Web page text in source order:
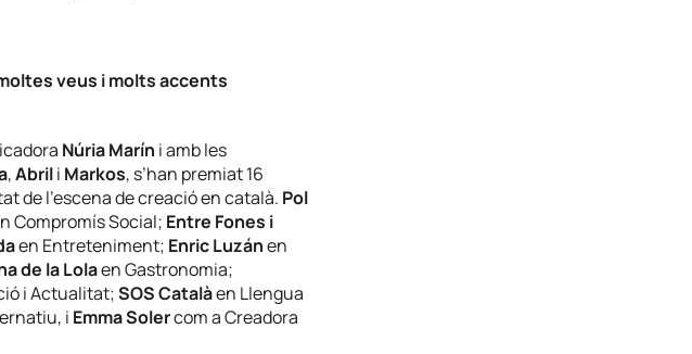
veus i molts accents
Núria Marín i amb les
,Abrili Markos, s’han premiat 16
de l’escena de creació en català. Pol
Compromís Social; Entre Fones i
en Entreteniment; Enric Luzánen
de la Lolaen Gastronomia;
i Actualitat;SOS Catalàen Llengua
i Emma Solercom a Creadora